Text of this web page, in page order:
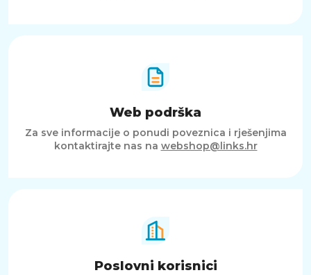
Web podrška
Za sve informacije o ponudi poveznica i rješenjima
kontaktirajte nas na webshop@links.hr
Poslovni korisnici